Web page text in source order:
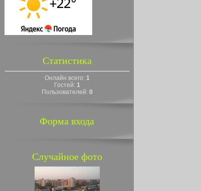
Статистика
Онлайн всего: 1
Гостей: 1
Пользователей: 0
Форма входа
Случайное фото